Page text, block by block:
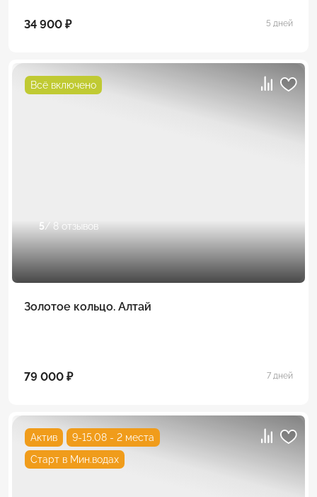
34 900 ₽ 5 дней
Всё включено
5/ 8 отзывов
Золотое кольцо. Алтай
79 000 ₽ 7 дней
Актив
9-15.08 - 2 места
Старт в Мин.водах